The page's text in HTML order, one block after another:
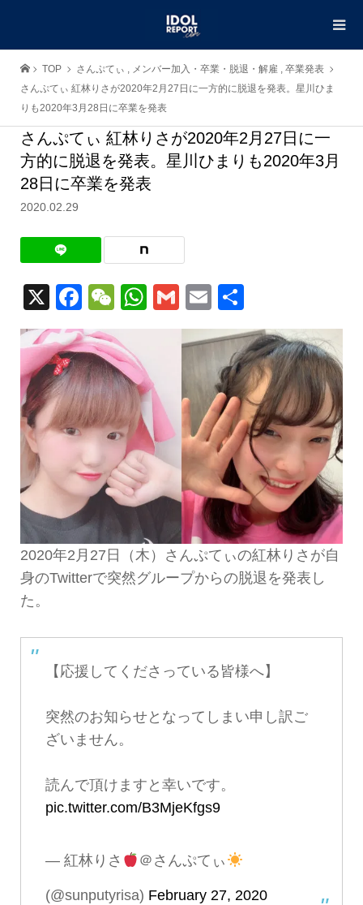
TOP さんぷてぃ , メンバー加入・卒業・脱退・解雇 , 卒業発表
さんぷてぃ 紅林りさが2020年2月27日に一方的に脱退を発表。星川ひま
りも2020年3月28日に卒業を発表
さんぷてぃ 紅林りさが2020年2月27日に一
方的に脱退を発表。星川ひまりも2020年3月
28日に卒業を発表
2020.02.29
X Facebook
WeChat
WhatsApp
GmailEmail
有
2020年2月27日（木）さんぷてぃの紅林りさが自
身のTwitterで突然グループからの脱退を発表し
た。
【応援してくださっている皆様へ】
突然のお知らせとなってしまい申し訳ご
ざいません。
読んで頂けますと幸いです。
pic.twitter.com/B3MjeKfgs9
— 紅林りさ ＠さんぷてぃ
(@sunputyrisa) February 27, 2020